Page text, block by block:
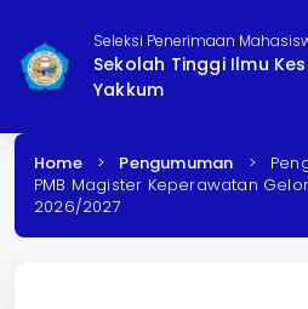
Seleksi Penerimaan
Sekolah Tinggi Ilmu
Yakkum
Home > Pengumuman >
PMB Magister Keperawatan
2026/2027